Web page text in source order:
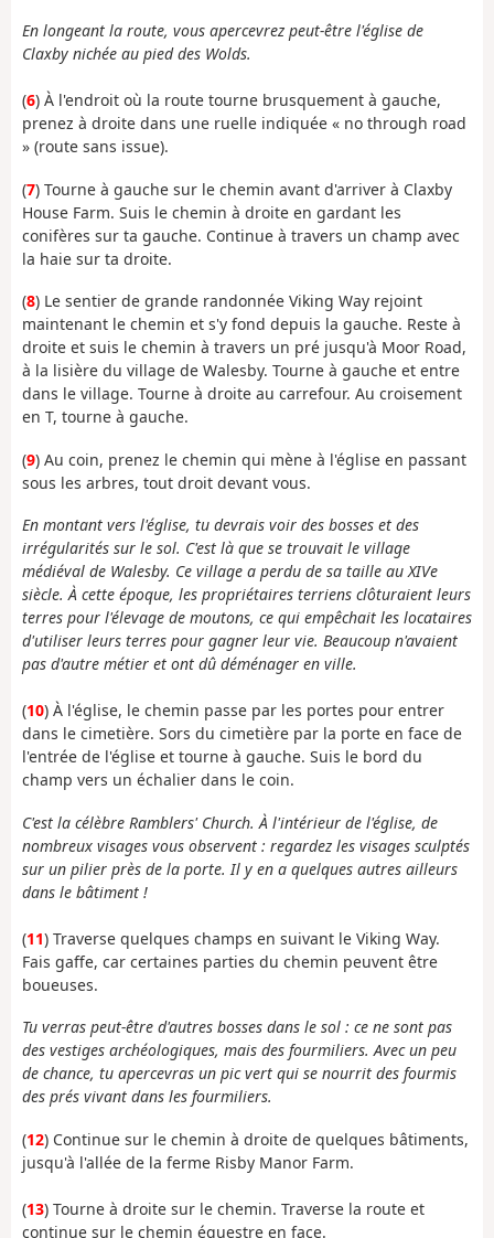
En longeant la route, vous apercevrez peut-être l'église de
Claxby nichée au pied des Wolds.
(6) À l'endroit où la route tourne brusquement à gauche,
prenez à droite dans une ruelle indiquée « no through road
» (route sans issue).
(7) Tourne à gauche sur le chemin avant d'arriver à Claxby
House Farm. Suis le chemin à droite en gardant les
conifères sur ta gauche. Continue à travers un champ avec
la haie sur ta droite.
(8) Le sentier de grande randonnée Viking Way rejoint
maintenant le chemin et s'y fond depuis la gauche. Reste à
droite et suis le chemin à travers un pré jusqu'à Moor Road,
à la lisière du village de Walesby. Tourne à gauche et entre
dans le village. Tourne à droite au carrefour. Au croisement
en T, tourne à gauche.
(9) Au coin, prenez le chemin qui mène à l'église en passant
sous les arbres, tout droit devant vous.
En montant vers l'église, tu devrais voir des bosses et des
irrégularités sur le sol. C'est là que se trouvait le village
médiéval de Walesby. Ce village a perdu de sa taille au XIVe
siècle. À cette époque, les propriétaires terriens clôturaient leurs
terres pour l'élevage de moutons, ce qui empêchait les locataires
d'utiliser leurs terres pour gagner leur vie. Beaucoup n'avaient
pas d'autre métier et ont dû déménager en ville.
(10) À l'église, le chemin passe par les portes pour entrer
dans le cimetière. Sors du cimetière par la porte en face de
l'entrée de l'église et tourne à gauche. Suis le bord du
champ vers un échalier dans le coin.
C'est la célèbre Ramblers' Church. À l'intérieur de l'église, de
nombreux visages vous observent : regardez les visages sculptés
sur un pilier près de la porte. Il y en a quelques autres ailleurs
dans le bâtiment !
(11) Traverse quelques champs en suivant le Viking Way.
Fais gaffe, car certaines parties du chemin peuvent être
boueuses.
Tu verras peut-être d'autres bosses dans le sol : ce ne sont pas
des vestiges archéologiques, mais des fourmiliers. Avec un peu
de chance, tu apercevras un pic vert qui se nourrit des fourmis
des prés vivant dans les fourmiliers.
(12) Continue sur le chemin à droite de quelques bâtiments,
jusqu'à l'allée de la ferme Risby Manor Farm.
(13) Tourne à droite sur le chemin. Traverse la route et
continue sur le chemin équestre en face.